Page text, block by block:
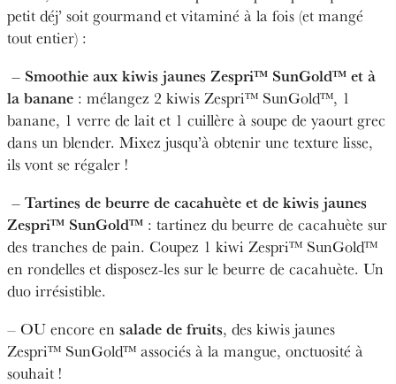
petit déj’ soit gourmand et vitaminé à la fois (et mangé
tout entier) :
– Smoothie aux kiwis jaunes Zespri™ SunGold™ et à
la banane : mélangez 2 kiwis Zespri™ SunGold™, 1
banane, 1 verre de lait et 1 cuillère à soupe de yaourt grec
dans un blender. Mixez jusqu’à obtenir une texture lisse,
ils vont se régaler !
– Tartines de beurre de cacahuète et de kiwis jaunes
Zespri™ SunGold™ : tartinez du beurre de cacahuète sur
des tranches de pain. Coupez 1 kiwi Zespri™ SunGold™
en rondelles et disposez-les sur le beurre de cacahuète. Un
duo irrésistible.
– OU encore en salade de fruits, des kiwis jaunes
Zespri™ SunGold™ associés à la mangue, onctuosité à
souhait !